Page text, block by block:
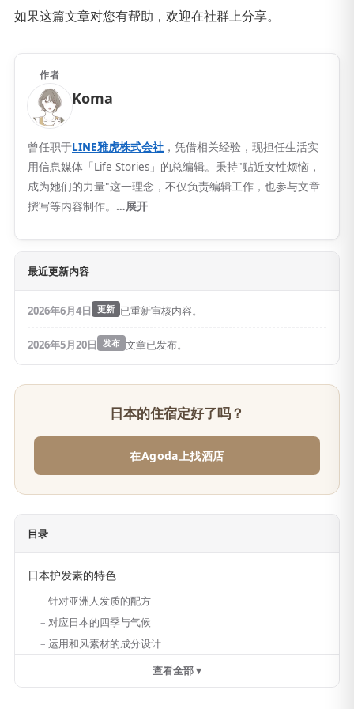
如果这篇文章对您有帮助，欢迎在社群上分享。
作者
Koma
曾任职于LINE雅虎株式会社 ，凭借相关经验，现担任生活实
用信息媒体「Life Stories」的总编辑。秉持"贴近女性烦恼，
成为她们的力量"这一理念，不仅负责编辑工作，也参与文章
撰写等内容制作。 …展开
最近更新内容
2026年6月4日 更新 已重新审核内容。
2026年5月20日 发布 文章已发布。
日本的住宿定好了吗？
在Agoda上找酒店
目录
日本护发素的特色
针对亚洲人发质的配方
对应日本的四季与气候
运用和风素材的成分设计
查看全部 ▾